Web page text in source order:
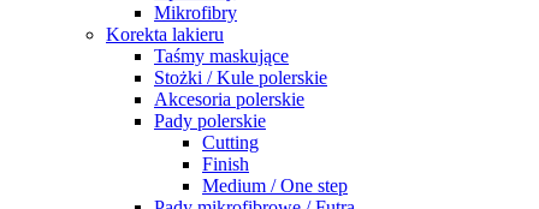
Mikrofibry
Korekta lakieru
Taśmy maskujące
Stożki / Kule polerskie
Akcesoria polerskie
Pady polerskie
Cutting
Finish
Medium / One step